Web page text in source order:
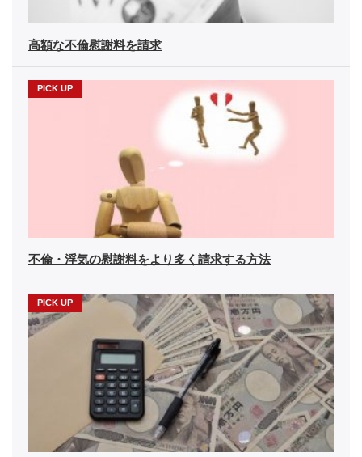
高額な不倫慰謝料を請求
不倫・浮気の慰謝料をより多く請求する方法